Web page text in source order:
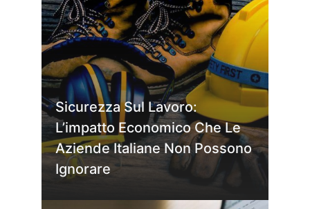
Sicurezza Sul Lavoro:
L’impatto Economico Che Le
Aziende Italiane Non Possono
Ignorare